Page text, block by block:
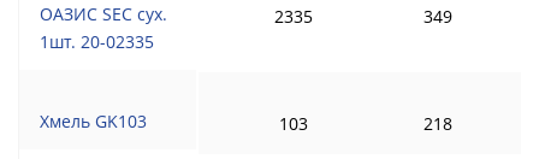
ОАЗИС SEC сух.
1шт. 20-02335
Хмель GK103
2335 349
103 218